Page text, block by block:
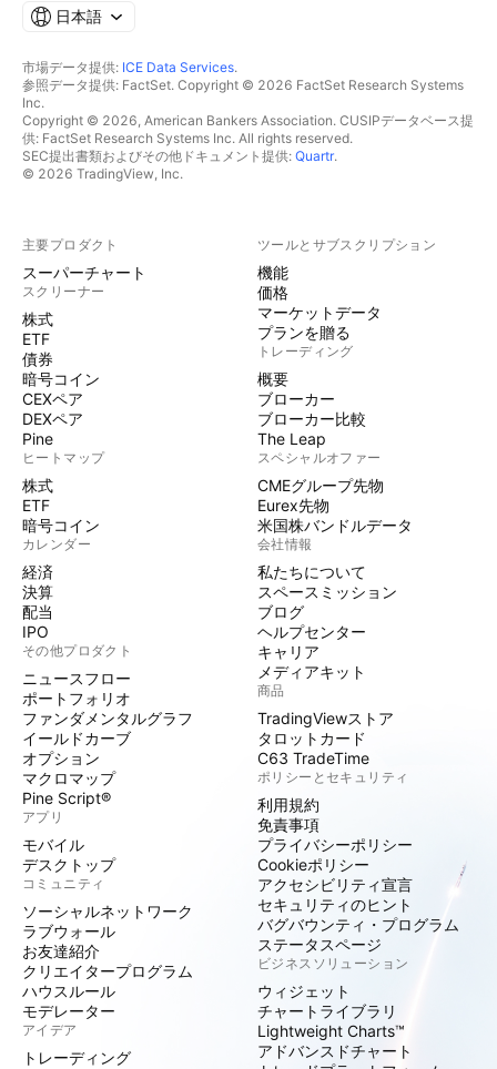
日本語
市場データ提供: ICE Data Services.
参照データ提供: FactSet. Copyright © 2026 FactSet Research Systems
Inc.
Copyright © 2026, American Bankers Association. CUSIPデータベース提
供: FactSet Research Systems Inc. All rights reserved.
SEC提出書類およびその他ドキュメント提供: Quartr.
© 2026 TradingView, Inc.
主要プロダクト
スーパーチャート
スクリーナー
株式
ETF
債券
暗号コイン
CEXペア
DEXペア
Pine
ヒートマップ
株式
ETF
暗号コイン
カレンダー
経済
決算
配当
IPO
その他プロダクト
ニュースフロー
ポートフォリオ
ファンダメンタルグラフ
イールドカーブ
オプション
マクロマップ
Pine Script®
アプリ
モバイル
デスクトップ
コミュニティ
ソーシャルネットワーク
ラブウォール
お友達紹介
クリエイタープログラム
ハウスルール
モデレーター
アイデア
トレーディング
ツールとサブスクリプション
機能
価格
マーケットデータ
プランを贈る
トレーディング
概要
ブローカー
ブローカー比較
The Leap
スペシャルオファー
CMEグループ先物
Eurex先物
米国株バンドルデータ
会社情報
私たちについて
スペースミッション
ブログ
ヘルプセンター
キャリア
メディアキット
商品
TradingViewストア
タロットカード
C63 TradeTime
ポリシーとセキュリティ
利用規約
免責事項
プライバシーポリシー
Cookieポリシー
アクセシビリティ宣言
セキュリティのヒント
バグバウンティ・プログラム
ステータスページ
ビジネスソリューション
ウィジェット
チャートライブラリ
Lightweight Charts™
アドバンスドチャート